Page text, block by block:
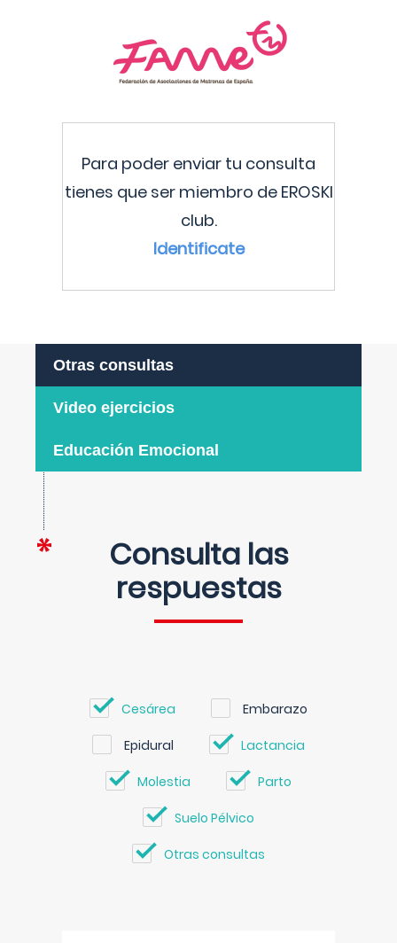
Para poder enviar tu consulta
tienes que ser miembro de EROSKI
club.
Identificate
Otras consultas
Video ejercicios
Educación Emocional
Consulta las
respuestas
Cesárea Embarazo
Epidural Lactancia
Molestia Parto
Suelo Pélvico
Otras consultas